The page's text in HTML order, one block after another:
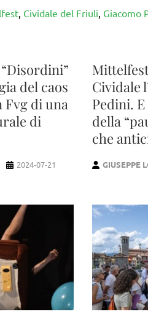
, Cividale del Friuli, Giacomo
del caos
Fvg di una
di
2024-07-21
Cividale
Pedini.
della
che
GIUSEPPE